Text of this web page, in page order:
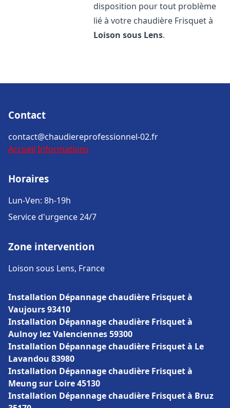
disposition pour tout problème
lié à votre chaudière Frisquet à
Loison sous Lens.
Contact
contact@chaudiereprofessionnel-02.fr
Accueil Informations
Horaires
Lun-Ven: 8h-19h
Service d'urgence 24/7
Zone intervention
Loison sous Lens, France
Installation Dépannage chaudière Frisquet à
Vaujours 93410
Installation Dépannage chaudière Frisquet à
Aulnoy lez Valenciennes 59300
Installation Dépannage chaudière Frisquet à Le
Lavandou 83980
Installation Dépannage chaudière Frisquet à
Meung sur Loire 45130
Installation Dépannage chaudière Frisquet à Bruz